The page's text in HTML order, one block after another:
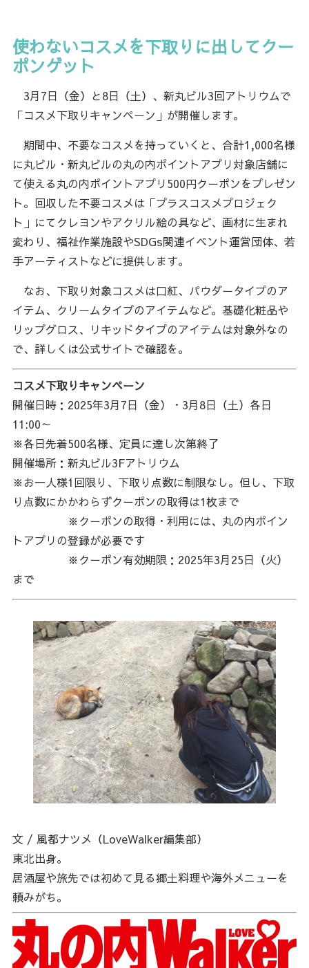
使わないコスメを下取りに出してクー
ポンゲット
3月7日（金）と8日（土）、新丸ビル3回アトリウムで
「コスメ下取りキャンペーン」が開催します。
期間中、不要なコスメを持っていくと、合計1,000名様
に丸ビル・新丸ビルの丸の内ポイントアプリ対象店舗に
て使える丸の内ポイントアプリ500円クーポンをプレゼン
ト。回収した不要コスメは「プラスコスメプロジェク
ト」にてクレヨンやアクリル絵の具など、画材に生まれ
変わり、福祉作業施設やSDGs関連イベント運営団体、若
手アーティストなどに提供します。
なお、下取り対象コスメは口紅、パウダータイプのア
イテム、クリームタイプのアイテムなど。基礎化粧品や
リップグロス、リキッドタイプのアイテムは対象外なの
で、詳しくは公式サイトで確認を。
コスメ下取りキャンペーン
開催日時：2025年3月7日（金）・3月8日（土）各日
11:00～
※各日先着500名様、定員に達し次第終了
開催場所：新丸ビル3Fアトリウム
※お一人様1回限り、下取り点数に制限なし。但し、下取
り点数にかかわらずクーポンの取得は1枚まで
※クーポンの取得・利用には、丸の内ポイン
トアプリの登録が必要です
※クーポン有効期限：2025年3月25日（火）
まで
文 / 風都ナツメ（LoveWalker編集部）
東北出身。
居酒屋や旅先では初めて見る郷土料理や海外メニューを
頼みがち。